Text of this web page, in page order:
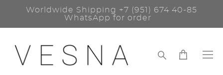
Worldwide Shipping +7 (951) 674 40-85
WhatsApp for order